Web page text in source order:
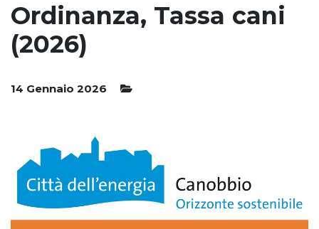
Ordinanza, Tassa cani
(2026)
14 Gennaio 2026